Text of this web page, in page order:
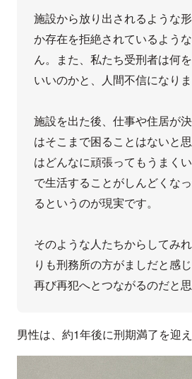
施設から放り出されるような
か存在を拒絶されているよう
ん。また、私たち受刑者は何
いいのかと、人間不信になりま
施設を出た後、仕事や住居が
はそこまで困ることはないと
はどんなに頑張ってもうまく
で生活することがしんどくな
るというのが現実です。
そのような人たちからしてみ
りも刑務所の方がましだと感
男性は、約1年後に刑期満了を迎え